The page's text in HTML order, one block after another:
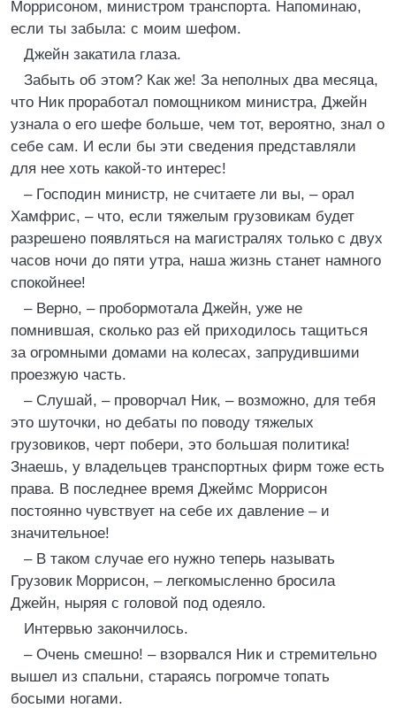
Моррисоном, министром транспорта. Напоминаю,
если ты забыла: с моим шефом.
Джейн закатила глаза.
Забыть об этом? Как же! За неполных два месяца,
что Ник проработал помощником министра, Джейн
узнала о его шефе больше, чем тот, вероятно, знал о
себе сам. И если бы эти сведения представляли
для нее хоть какой-то интерес!
– Господин министр, не считаете ли вы, – орал
Хамфрис, – что, если тяжелым грузовикам будет
разрешено появляться на магистралях только с двух
часов ночи до пяти утра, наша жизнь станет намного
спокойнее!
– Верно, – пробормотала Джейн, уже не
помнившая, сколько раз ей приходилось тащиться
за огромными домами на колесах, запрудившими
проезжую часть.
– Слушай, – проворчал Ник, – возможно, для тебя
это шуточки, но дебаты по поводу тяжелых
грузовиков, черт побери, это большая политика!
Знаешь, у владельцев транспортных фирм тоже есть
права. В последнее время Джеймс Моррисон
постоянно чувствует на себе их давление – и
значительное!
– В таком случае его нужно теперь называть
Грузовик Моррисон, – легкомысленно бросила
Джейн, ныряя с головой под одеяло.
Интервью закончилось.
– Очень смешно! – взорвался Ник и стремительно
вышел из спальни, стараясь погромче топать
босыми ногами.